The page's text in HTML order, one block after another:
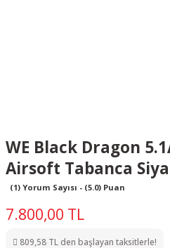
WE Black Dragon
Airsoft Tabanca
(1) Yorum Sayısı - (5.0) Puan
7.800,00 TL
809,58 TL den başlayan taksitlerle!